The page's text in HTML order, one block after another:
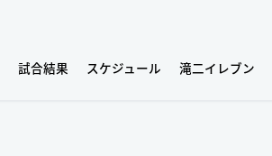
試合結果 スケジュール 滝二イレブン